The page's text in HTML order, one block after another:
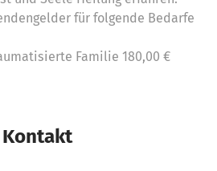
für folgende Bedarfe
Familie 180,00 €
Kontakt